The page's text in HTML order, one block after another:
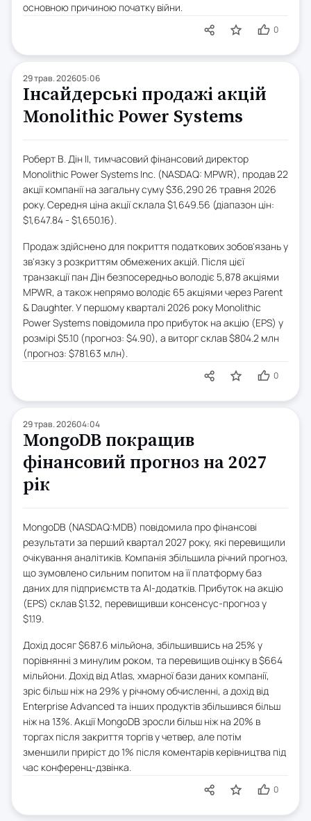
основною причиною початку війни.
0
29 трав. 202605:06
Інсайдерські продажі акцій
Monolithic Power Systems
Роберт В. Дін II, тимчасовий фінансовий директор
Monolithic Power Systems Inc. (NASDAQ: MPWR), продав 22
акції компанії на загальну суму $36,290 26 травня 2026
року. Середня ціна акції склала $1,649.56 (діапазон цін:
$1,647.84 - $1,650.16).
Продаж здійснено для покриття податкових зобов'язань у
зв'язку з розкриттям обмежених акцій. Після цієї
транзакції пан Дін безпосередньо володіє 5,878 акціями
MPWR, а також непрямо володіє 65 акціями через Parent
& Daughter. У першому кварталі 2026 року Monolithic
Power Systems повідомила про прибуток на акцію (EPS) у
розмірі $5.10 (прогноз: $4.90), а виторг склав $804.2 млн
(прогноз: $781.63 млн).
0
29 трав. 202604:04
MongoDB покращив
фінансовий прогноз на 2027
рік
MongoDB (NASDAQ:MDB) повідомила про фінансові
результати за перший квартал 2027 року, які перевищили
очікування аналітиків. Компанія збільшила річний прогноз,
що зумовлено сильним попитом на її платформу баз
даних для підприємств та AI-додатків. Прибуток на акцію
(EPS) склав $1.32, перевищивши консенсус-прогноз у
$1.19.
Дохід досяг $687.6 мільйона, збільшившись на 25% у
порівнянні з минулим роком, та перевищив оцінку в $664
мільйони. Дохід від Atlas, хмарної бази даних компанії,
зріс більш ніж на 29% у річному обчисленні, а дохід від
Enterprise Advanced та інших продуктів збільшився більш
ніж на 13%. Акції MongoDB зросли більш ніж на 20% в
торгах після закриття торгів у четвер, але потім
зменшили приріст до 1% після коментарів керівництва під
час конференц-дзвінка.
0